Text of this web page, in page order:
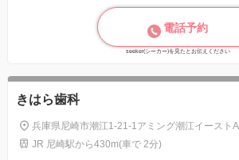
電話予約
seeker(シーカー)を見たとお伝えください
きはら歯科
兵庫県尼崎市潮江1-21-1アミング潮江イースト
JR 尼崎駅から430m(車で 2分)